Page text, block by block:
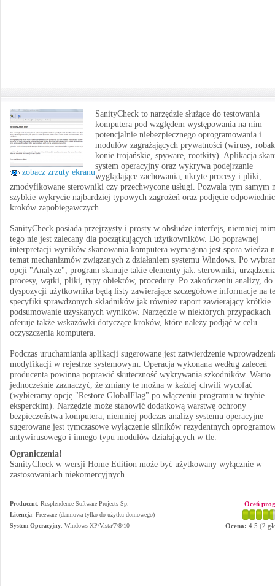
zobacz zrzuty ekranu
SanityCheck to narzędzie służące do testowania
komputera pod względem występowania na nim
potencjalnie niebezpiecznego oprogramowania i
modułów zagrażających prywatności (wirusy,
konie trojańskie, spyware, rootkity). Aplikacja
system operacyjny oraz wykrywa podejrzanie
wyglądające zachowania, ukryte procesy i pliki,
zmodyfikowane sterowniki czy przechwycone usługi. Pozwala tym samym
szybkie wykrycie najbardziej typowych zagrożeń oraz podjęcie
kroków zapobiegawczych.
SanityCheck posiada przejrzysty i prosty w obsłudze interfejs, niemniej
tego nie jest zalecany dla początkujących użytkowników. Do poprawnej
interpretacji wyników skanowania komputera wymagana jest spora wiedza
temat mechanizmów związanych z działaniem systemu Windows. Po
opcji "Analyze", program skanuje takie elementy jak: sterowniki,
procesy, wątki, pliki, typy obiektów, procedury. Po zakończeniu analizy, do
dyspozycji użytkownika będą listy zawierające szczegółowe informacje na
specyfiki sprawdzonych składników jak również raport zawierający krótkie
podsumowanie uzyskanych wyników. Narzędzie w niektórych przypadkach
oferuje także wskazówki dotyczące kroków, które należy podjąć w celu
oczyszczenia komputera.
Podczas uruchamiania aplikacji sugerowane jest zatwierdzenie
modyfikacji w rejestrze systemowym. Operacja wykonana według zaleceń
producenta powinna poprawić skuteczność wykrywania szkodników. Warto
jednocześnie zaznaczyć, że zmiany te można w każdej chwili wycofać
(wybieramy opcję "Restore GlobalFlag" po włączeniu programu w trybie
eksperckim). Narzędzie może stanowić dodatkową warstwę ochrony
bezpieczeństwa komputera, niemniej podczas analizy systemu operacyjne
sugerowane jest tymczasowe wyłączenie silników rezydentnych
antywirusowego i innego typu modułów działających w tle.
Ograniczenia!
SanityCheck w wersji Home Edition może być użytkowany wyłącznie w
zastosowaniach niekomercyjnych.
Producent: Resplendence Software Projects Sp.
Licencja: Freeware (darmowa tylko do użytku domowego)
System Operacyjny: Windows XP/Vista/7/8/10
Oceń
Ocena: 4.5 (2